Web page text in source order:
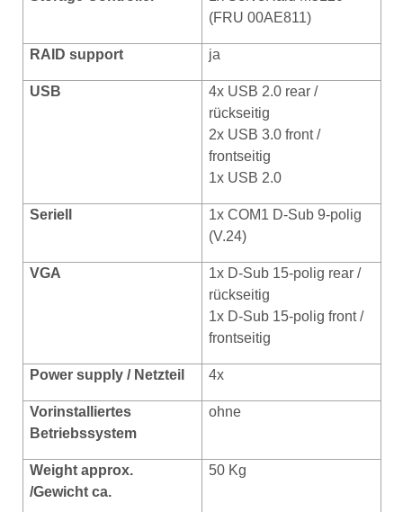
(FRU 00AE811)
RAID support ja
USB
4x USB 2.0 rear /
rückseitig
2x USB 3.0 front /
frontseitig
1x USB 2.0
Seriell
1x COM1 D-Sub 9-polig
(V.24)
VGA
1x D-Sub 15-polig rear /
rückseitig
1x D-Sub 15-polig front /
frontseitig
Power supply / Netzteil 4x
Vorinstalliertes
Betriebssystem
ohne
Weight approx.
/Gewicht ca.
50 Kg